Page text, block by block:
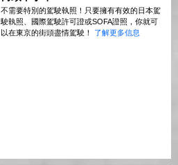
不需要特別的駕駛執照！只要擁有有效的日本駕
駛執照、國際駕駛許可證或SOFA證照，你就可
以在東京的街頭盡情駕駛！ 了解更多信息